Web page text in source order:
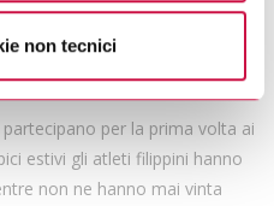
non tecnici
di energia elettrica.
partecipano per la prima volta ai
estivi gli atleti filippini hanno
non ne hanno mai vinta